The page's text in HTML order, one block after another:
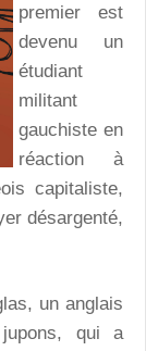
premier est
devenu un
étudiant
militant
gauchiste en
réaction à
capitaliste,
désargenté,
un anglais
qui a